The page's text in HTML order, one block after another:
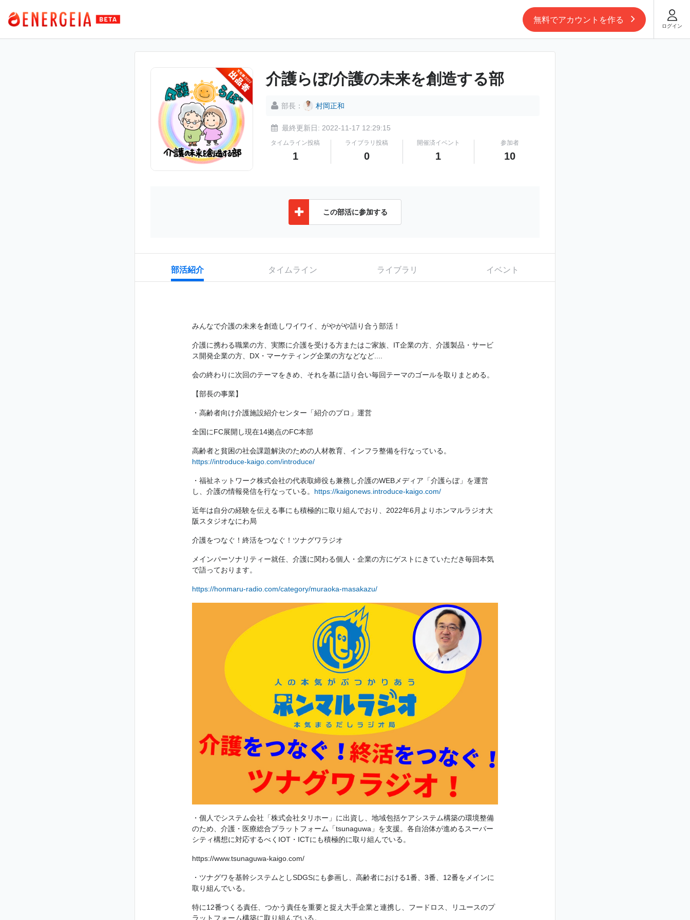
無料でアカウントを作る
ログイン
介護らぼ/介護の未来を創造する部
部長： 村岡正和
最終更新日: 2022-11-17 12:29:15
タイムライン投稿
1
ライブラリ投稿
0
開催済イベント
1
参加者
10
この部活に参加する
部活紹介 タイムライン ライブラリ イベント
みんなで介護の未来を創造しワイワイ、がやがや語り合う部活！
介護に携わる職業の方、実際に介護を受ける方またはご家族、IT企業の方、介護製品・サービ
ス開発企業の方、DX・マーケティング企業の方などなど....
会の終わりに次回のテーマをきめ、それを基に語り合い毎回テーマのゴールを取りまとめる。
【部長の事業】
・高齢者向け介護施設紹介センター「紹介のプロ」運営
全国にFC展開し現在14拠点のFC本部
高齢者と貧困の社会課題解決のための人材教育、インフラ整備を行なっている。
https://introduce-kaigo.com/introduce/
・福祉ネットワーク株式会社の代表取締役も兼務し介護のWEBメディア「介護らぼ」を運営
し、介護の情報発信を行なっている。 https://kaigonews.introduce-kaigo.com/
近年は自分の経験を伝える事にも積極的に取り組んでおり、2022年6月よりホンマルラジオ大
阪スタジオなにわ局
介護をつなぐ！終活をつなぐ！ツナグワラジオ
メインパーソナリティー就任、介護に関わる個人・企業の方にゲストにきていただき毎回本気
で語っております。
https://honmaru-radio.com/category/muraoka-masakazu/
・個人でシステム会社「株式会社タリホー」に出資し、地域包括ケアシステム構築の環境整備
のため、介護・医療総合プラットフォーム「tsunaguwa」を支援。各自治体が進めるスーパー
シティ構想に対応するべくIOT・ICTにも積極的に取り組んでいる。
https://www.tsunaguwa-kaigo.com/
・ツナグワを基幹システムとしSDGSにも参画し、高齢者における1番、3番、12番をメインに
取り組んでいる。
特に12番つくる責任、つかう責任を重要と捉え大手企業と連携し、フードロス、リユースのプ
ラットフォーム構築に取り組んでいる。